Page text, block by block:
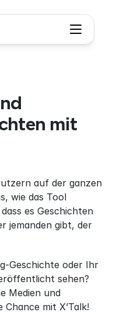
mit
auf der ganzen
wie das Tool
es Geschichten
jemanden gibt, der
Geschichte oder Ihr
sehen?
Medien und
mit X’Talk!